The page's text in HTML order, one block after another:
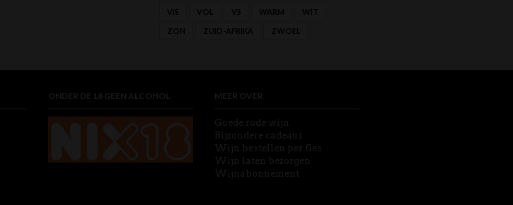
VIS VOL VS WARM WIT
ZON ZUID-AFRIKA ZWOEL
ONDER DE 18 GEEN ALCOHOL MEER OVER
Goede rode wijn
Bijzondere cadeaus
Wijn bestellen per fles
Wijn laten bezorgen
Wijnabonnement